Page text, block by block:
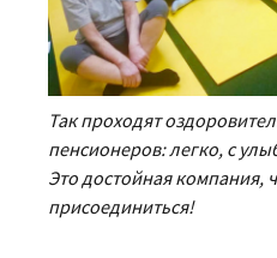
Так проходят
пенсионеров: легко, с
Это достойная компания,
присоединиться!